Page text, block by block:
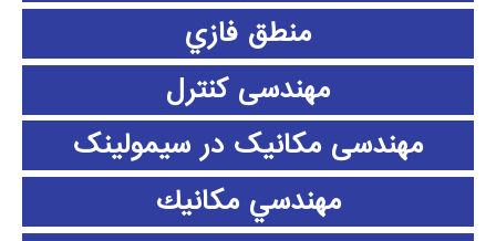
منطق فازي
مهندسی کنترل
مهندسی مکانیک در سیمولینک
مهندسي مكانيك